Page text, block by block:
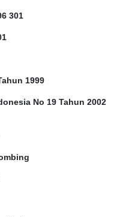
301
1999
No 19 Tahun 2002